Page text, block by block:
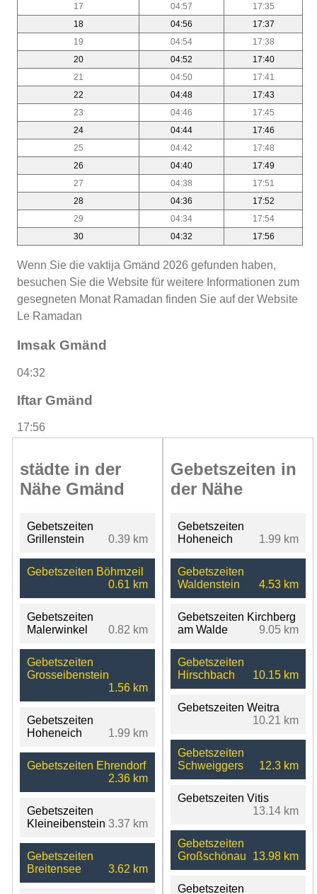
17
04:57
17:35
18
04:56
17:37
19
04:54
17:38
20
04:52
17:40
21
04:50
17:41
22
04:48
17:43
23
04:46
17:45
24
04:44
17:46
25
04:42
17:48
26
04:40
17:49
27
04:38
17:51
28
04:36
17:52
29
04:34
17:54
30
04:32 17:56
Wenn Sie die vaktija Gmänd 2026 gefunden haben,
besuchen Sie die Website für weitere Informationen zum
gesegneten Monat Ramadan finden Sie auf der Website
Le Ramadan
Imsak Gmänd
04:32
Iftar Gmänd
17:56
städte in der
Nähe Gmänd
Gebetszeiten
Grillenstein
0.39 km
Gebetszeiten Böhmzeil
0.61 km
Gebetszeiten
Malerwinkel
0.82 km
Gebetszeiten
Grosseibenstein
1.56 km
Gebetszeiten
Hoheneich
1.99 km
Gebetszeiten Ehrendorf
2.36 km
Gebetszeiten
Kleineibenstein 3.37 km
Gebetszeiten
Breitensee
3.62 km
Gebetszeiten in
der Nähe
Gebetszeiten
Hoheneich
1.99 km
Gebetszeiten
Waldenstein
4.53 km
Gebetszeiten Kirchberg
am Walde
9.05 km
Gebetszeiten
Hirschbach
10.15 km
Gebetszeiten Weitra
10.21 km
Gebetszeiten
Schweiggers
12.3 km
Gebetszeiten Vitis
13.14 km
Gebetszeiten
Großschönau
13.98 km
Gebetszeiten